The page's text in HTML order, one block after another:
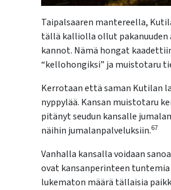
Taipalsaaren mantereella,
tällä kalliolla ollut pakanuuden
kannot. Nämä hongat
“kellohongiksi” ja muistotaru
Kerrotaan että saman Kutilan
nyppylää. Kansan muistotaru
pitänyt seudun kansalle
näihin jumalanpalveluksiin.67
Vanhalla kansalla voidaan
ovat kansanperinteen
lukematon määrä tällaisia